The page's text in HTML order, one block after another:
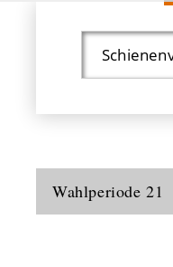
Wahlperiode 21